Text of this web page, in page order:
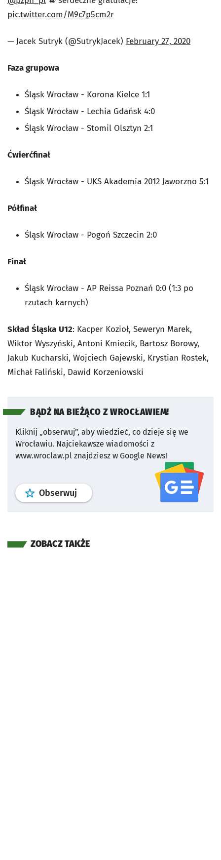
pic.twitter.com/M9c7p5cm2r
— Jacek Sutryk (@SutrykJacek) February 27, 2020
Faza grupowa
Śląsk Wrocław - Korona Kielce 1:1
Śląsk Wrocław - Lechia Gdańsk 4:0
Śląsk Wrocław - Stomil Olsztyn 2:1
Ćwierćfinał
Śląsk Wrocław - UKS Akademia 2012 Jaworzno 5:1
Półfinał
Śląsk Wrocław - Pogoń Szczecin 2:0
Finał
Śląsk Wrocław - AP Reissa Poznań 0:0 (1:3 po
rzutach karnych)
Skład Śląska U12: Kacper Kozioł, Seweryn Marek,
Wiktor Wyszyński, Antoni Kmiecik, Bartosz Borowy,
Jakub Kucharski, Wojciech Gajewski, Krystian Rostek,
Michał Faliński, Dawid Korzeniowski
BĄDŹ NA BIEŻĄCO Z WROCŁAWIEM!
Kliknij „obserwuj”, aby wiedzieć, co dzieje się we
Wrocławiu. Najciekawsze wiadomości z
www.wroclaw.pl znajdziesz w Google News!
Obserwuj profil serwisu
ZOBACZ TAKŻE